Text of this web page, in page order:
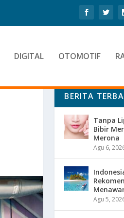
DIGITAL OTOMOTIF
BERITA
Tanpa
Bibir
Merona
Agu 6,
Agu 5,